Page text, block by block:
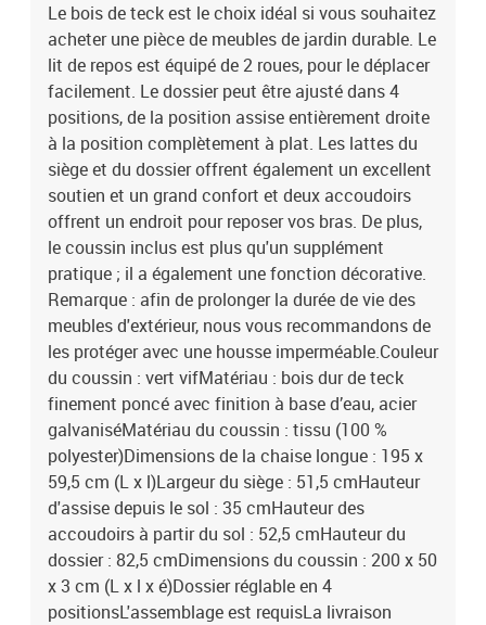
Le bois de teck est le choix idéal si vous souhaitez
acheter une pièce de meubles de jardin durable. Le
lit de repos est équipé de 2 roues, pour le déplacer
facilement. Le dossier peut être ajusté dans 4
positions, de la position assise entièrement droite
à la position complètement à plat. Les lattes du
siège et du dossier offrent également un excellent
soutien et un grand confort et deux accoudoirs
offrent un endroit pour reposer vos bras. De plus,
le coussin inclus est plus qu'un supplément
pratique ; il a également une fonction décorative.
Remarque : afin de prolonger la durée de vie des
meubles d'extérieur, nous vous recommandons de
les protéger avec une housse imperméable.Couleur
du coussin : vert vifMatériau : bois dur de teck
finement poncé avec finition à base d’eau, acier
galvaniséMatériau du coussin : tissu (100 %
polyester)Dimensions de la chaise longue : 195 x
59,5 cm (L x l)Largeur du siège : 51,5 cmHauteur
d'assise depuis le sol : 35 cmHauteur des
accoudoirs à partir du sol : 52,5 cmHauteur du
dossier : 82,5 cmDimensions du coussin : 200 x 50
x 3 cm (L x l x é)Dossier réglable en 4
positionsL'assemblage est requisLa livraison